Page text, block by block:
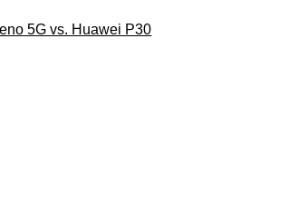
5G vs. Huawei P30